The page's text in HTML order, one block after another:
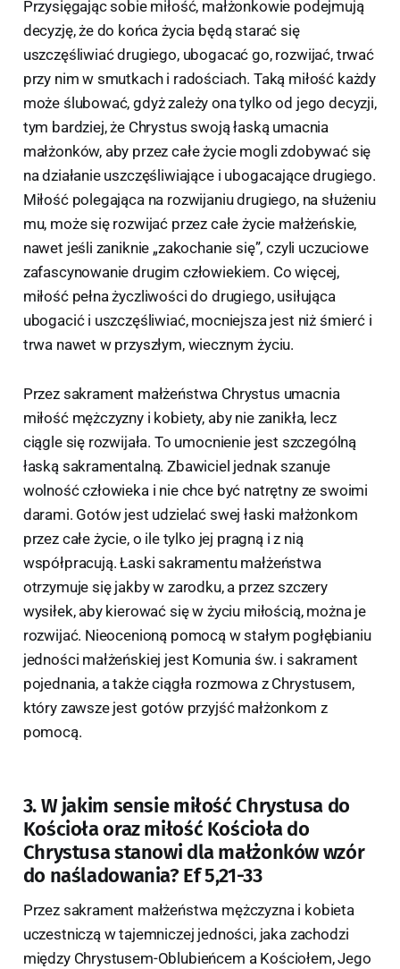
Przysięgając sobie miłość, małżonkowie podejmują
decyzję, że do końca życia będą starać się
uszczęśliwiać drugiego, ubogacać go, rozwijać, trwać
przy nim w smutkach i radościach. Taką miłość każdy
może ślubować, gdyż zależy ona tylko od jego decyzji,
tym bardziej, że Chrystus swoją łaską umacnia
małżonków, aby przez całe życie mogli zdobywać się
na działanie uszczęśliwiające i ubogacające drugiego.
Miłość polegająca na rozwijaniu drugiego, na służeniu
mu, może się rozwijać przez całe życie małżeńskie,
nawet jeśli zaniknie „zakochanie się”, czyli uczuciowe
zafascynowanie drugim człowiekiem. Co więcej,
miłość pełna życzliwości do drugiego, usiłująca
ubogacić i uszczęśliwiać, mocniejsza jest niż śmierć i
trwa nawet w przyszłym, wiecznym życiu.
Przez sakrament małżeństwa Chrystus umacnia
miłość mężczyzny i kobiety, aby nie zanikła, lecz
ciągle się rozwijała. To umocnienie jest szczególną
łaską sakramentalną. Zbawiciel jednak szanuje
wolność człowieka i nie chce być natrętny ze swoimi
darami. Gotów jest udzielać swej łaski małżonkom
przez całe życie, o ile tylko jej pragną i z nią
współpracują. Łaski sakramentu małżeństwa
otrzymuje się jakby w zarodku, a przez szczery
wysiłek, aby kierować się w życiu miłością, można je
rozwijać. Nieocenioną pomocą w stałym pogłębianiu
jedności małżeńskiej jest Komunia św. i sakrament
pojednania, a także ciągła rozmowa z Chrystusem,
który zawsze jest gotów przyjść małżonkom z
pomocą.
3. W jakim sensie miłość Chrystusa do
Kościoła oraz miłość Kościoła do
Chrystusa stanowi dla małżonków wzór
do naśladowania? Ef 5,21-33
Przez sakrament małżeństwa mężczyzna i kobieta
uczestniczą w tajemniczej jedności, jaka zachodzi
między Chrystusem-Oblubieńcem a Kościołem, Jego